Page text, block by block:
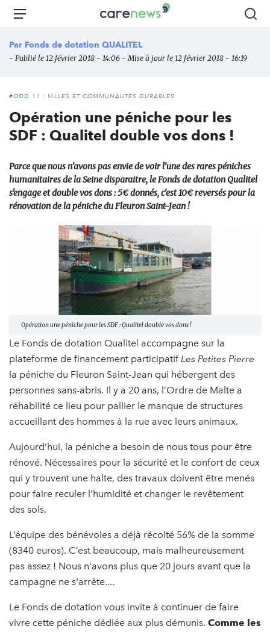
Aller
principal
Carenews,
média
des
l'engagement
Menu
Par Fonds de dotation QUALITEL
- Publié le 12 février 2018 - 14:06 - Mise à jour le 12 février 2018 - 16:19
#ODD 11 : VILLES ET COMMUNAUTÉS DURABLES
Opération une péniche pour les
SDF : Qualitel double vos dons !
Parce que nous n’avons pas envie de voir l’une des rares péniches
humanitaires de la Seine disparaitre, le Fonds de dotation Qualitel
s'engage et double vos dons : 5€ donnés, c’est 10€ reversés pour la
rénovation de la péniche du Fleuron Saint-Jean !
Opération une péniche pour les SDF : Qualitel double vos dons !
Le Fonds de dotation Qualitel accompagne sur la
plateforme de financement participatifLes Petites Pierre
la péniche du Fleuron Saint-Jean qui hébergent des
personnes sans-abris. Il y a 20 ans, l’Ordre de Malte a
réhabilité ce lieu pour pallier le manque de structures
accueillant des hommes à la rue avec leurs animaux.
Aujourd’hui, la péniche a besoin de nous tous pour être
rénové. Nécessaires pour la sécurité et le confort de ceux
qui y trouvent une halte, des travaux doivent être menés
pour faire reculer l’humidité et changer le revêtement
des sols.
L’équipe des bénévoles a déjà récolté 56% de la somme
(8340 euros). C’est beaucoup, mais malheureusement
pas assez ! Nous n'avons plus que 20 jours avant que la
campagne ne s'arrête....
Le Fonds de dotation vous invite à continuer de faire
vivre cette péniche dédiée aux plus démunis. Comme les